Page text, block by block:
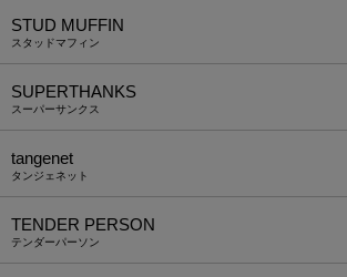
STUD MUFFIN
スタッドマフィン
SUPERTHANKS
スーパーサンクス
tangenet
タンジェネット
TENDER PERSON
テンダーパーソン